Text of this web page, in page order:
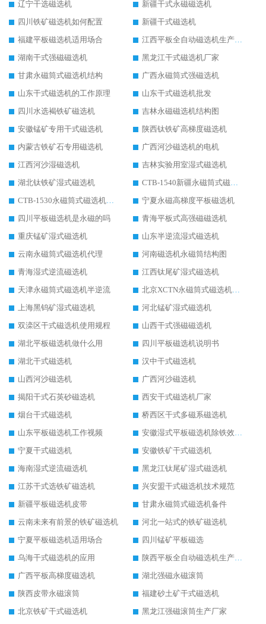
辽宁干选磁选机
新疆干式永磁磁选机
四川铁矿磁选机如何配置
新疆干式磁选机
福建平板磁选机适用场合
江西平板全自动磁选机生产厂家
湖南干式强磁磁选机
黑龙江干式磁选机厂家
甘肃永磁筒式磁选机结构
广西永磁筒式强磁选机
山东干式磁选机的工作原理
山东干式磁选机批发
四川水选褐铁矿磁选机
吉林永磁磁选机结构图
安徽锰矿专用干式磁选机
陕西钛铁矿高梯度磁选机
内蒙古铁矿石专用磁选机
广西河沙磁选机的电机
江西河沙湿磁选机
吉林实验用室湿式磁选机
湖北钛铁矿湿式磁选机
CTB-1540新疆永磁筒式磁选机
CTB-1530永磁筒式磁选机代理商
宁夏永磁高梯度平板磁选机
四川平板磁选机是永磁的吗
青海平板式高强磁磁选机
重庆锰矿湿式磁选机
山东半逆流湿式磁选机
云南永磁筒式磁选机代理
河南磁选机永磁筒结构图
青海湿式逆流磁选机
江西钛尾矿湿式磁选机
天津永磁筒式磁选机半逆流
北京XCTN永磁筒式磁选机磁块位置
上海黑钨矿湿式磁选机
河北锰矿湿式磁选机
双滦区干式磁选机使用规程
山西干式强磁磁选机
湖北平板磁选机做什么用
四川平板磁选机说明书
湖北干式磁选机
汉中干式磁选机
山西河沙磁选机
广西河沙磁选机
揭阳干式石英砂磁选机
西安干式磁选机厂家
烟台干式磁选机
桥西区干式多磁系磁选机
山东平板磁选机工作视频
安徽湿式平板磁选机除铁效果怎么样
宁夏干式磁选机
安徽铁矿干式磁选机
海南湿式逆流磁选机
黑龙江钛尾矿湿式磁选机
江苏干式选铁矿磁选机
兴安盟干式磁选机技术规范
新疆平板磁选机皮带
甘肃永磁筒式磁选机备件
云南未来有前景的铁矿磁选机
河北一站式的铁矿磁选机
宁夏平板磁选机适用场合
四川锰矿平板磁选
乌海干式磁选机的应用
陕西平板全自动磁选机生产厂家
广西平板高梯度磁选机
湖北强磁永磁滚筒
陕西皮带永磁滚筒
福建砂土矿干式磁选机
北京铁矿干式磁选机
黑龙江强磁滚筒生产厂家